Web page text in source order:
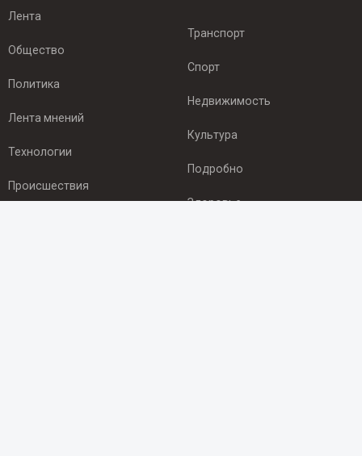
Лента
Общество
Политика
Лента мнений
Технологии
Происшествия
Транспорт
Спорт
Недвижимость
Культура
Подробно
Здоровье